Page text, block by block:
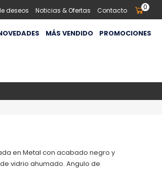
deseos Noticias & Ofertas Contacto 0
MÁS VENDIDO PROMOCIONES
en Metal con acabado negro y
vidrio ahumado. Angulo de